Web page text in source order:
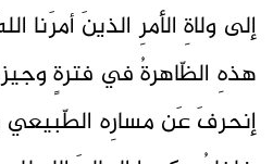
إلى ولاةِ الأمرِ الذينَ أمرَنا
هذهِ الظّاهرةُ في فترةٍ
إنحرفَ عَن مسارِه الطّبيعي